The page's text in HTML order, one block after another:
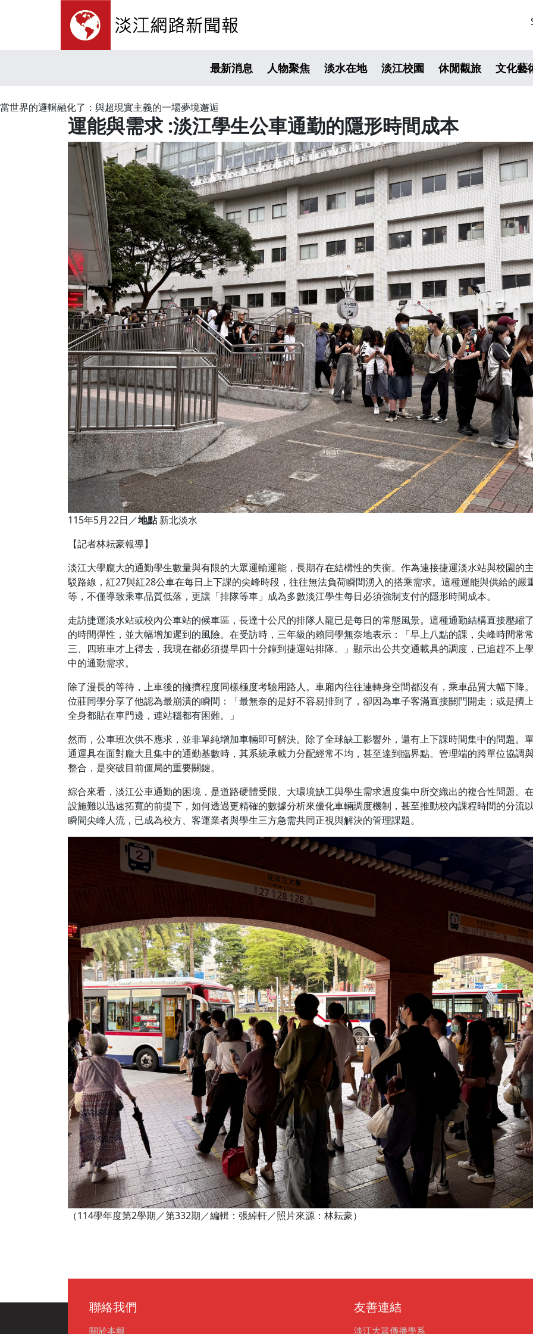
最新消息 人物聚焦 淡水在地 淡江校園 休閒觀旅 文化藝
當世界的邏輯融化了：與超現實主義的一場夢境邂逅
運能與需求 :淡江學生公車通勤的隱形時間成本
115年5月22日／地點新北淡水
【記者林耘豪報導】
淡江大學龐大的通勤學生數量與有限的大眾運輸運能，長期存在結構性的失衡。作為連接捷運淡水站與校園的
駁路線，紅27與紅28公車在每日上下課的尖峰時段，往往無法負荷瞬間湧入的搭乘需求。這種運能與供給的嚴
等，不僅導致乘車品質低落，更讓「排隊等車」成為多數淡江學生每日必須強制支付的隱形時間成本。
走訪捷運淡水站或校內公車站的候車區，長達十公尺的排隊人龍已是每日的常態風景。這種通勤結構直接壓縮
的時間彈性，並大幅增加遲到的風險。在受訪時，三年級的賴同學無奈地表示：「早上八點的課，尖峰時間常
三、四班車才上得去，我現在都必須提早四十分鐘到捷運站排隊。」顯示出公共交通載具的調度，已追趕不上
中的通勤需求。
除了漫長的等待，上車後的擁擠程度同樣極度考驗用路人。車廂內往往連轉身空間都沒有，乘車品質大幅下降
位莊同學分享了他認為最崩潰的瞬間：「最無奈的是好不容易排到了，卻因為車子客滿直接關門開走；或是擠
全身都貼在車門邊，連站穩都有困難。」
然而，公車班次供不應求，並非單純增加車輛即可解決。除了全球缺工影響外，還有上下課時間集中的問題。
通運具在面對龐大且集中的通勤基數時，其系統承載力分配經常不均，甚至達到臨界點。管理端的跨單位協調
整合，是突破目前僵局的重要關鍵。
綜合來看，淡江公車通勤的困境，是道路硬體受限、大環境缺工與學生需求過度集中所交織出的複合性問題。
設施難以迅速拓寬的前提下，如何透過更精確的數據分析來優化車輛調度機制，甚至推動校內課程時間的分流
瞬間尖峰人流，已成為校方、客運業者與學生三方急需共同正視與解決的管理課題。
（114學年度第2學期／第332期／編輯：張綽軒／照片來源：林耘豪）
聯絡我們
關於本報
友善連結
淡江大眾傳播學系